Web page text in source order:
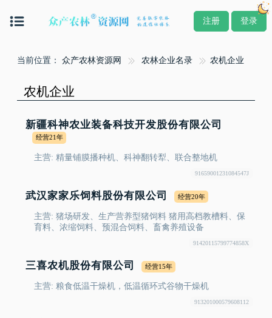
注册 登录
当前位置： 众产农林资源网 农林企业名录 农机企业
农机企业
新疆科神农业装备科技开发股份有限公司
经营21年
91659001231084547J
主营: 精量铺膜播种机、科神翻转犁、联合整地机
武汉家家乐饲料股份有限公司 经营20年
91420115799774858X
主营: 猪场研发、生产营养型猪饲料 猪用高档教槽料、保
育料、浓缩饲料、预混合饲料、畜禽养殖设备
三喜农机股份有限公司 经营15年
913201000579608112
主营: 粮食低温干燥机，低温循环式谷物干燥机